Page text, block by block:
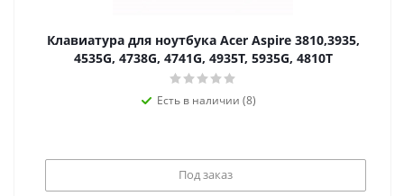
Клавиатура для ноутбука Acer Aspire 3810,3935,
4535G, 4738G, 4741G, 4935T, 5935G, 4810T
Есть в наличии (8)
Под заказ